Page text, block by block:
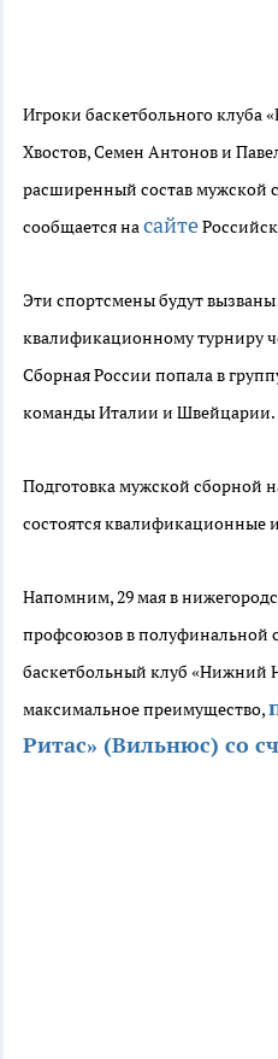
Игроки баскетбольного
Хвостов, Семен Антонов и
расширенный состав мужской
сообщается насайте
Эти спортсмены будут
квалификационному турниру
Сборная России попала в
команды Италии и Швейцарии.
Подготовка мужской сборной
состоятся квалификационные
Напомним, 29 мая в
профсоюзов в полуфинальной
баскетбольный клуб «Нижний
максимальное преимущество,
Ритас» (Вильнюс) со